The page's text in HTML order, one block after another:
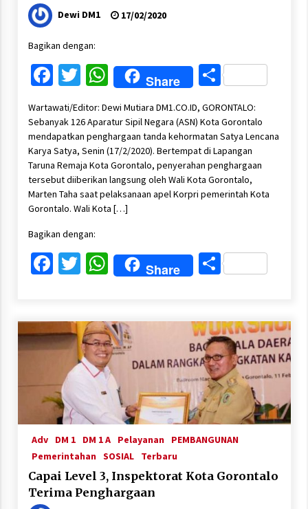
Dewi DM1 17/02/2020
Bagikan dengan:
Facebook
Twitter
WhatsApp
Share Share
Wartawati/Editor: Dewi Mutiara DM1.CO.ID, GORONTALO:
Sebanyak 126 Aparatur Sipil Negara (ASN) Kota Gorontalo
mendapatkan penghargaan tanda kehormatan Satya Lencana
Karya Satya, Senin (17/2/2020). Bertempat di Lapangan
Taruna Remaja Kota Gorontalo, penyerahan penghargaan
tersebut diiberikan langsung oleh Wali Kota Gorontalo,
Marten Taha saat pelaksanaan apel Korpri pemerintah Kota
Gorontalo. Wali Kota […]
Bagikan dengan:
Facebook
Twitter
WhatsApp
Share Share
Adv DM 1 DM 1 A Pelayanan
PEMBANGUNAN
Pemerintahan SOSIAL Terbaru
Capai Level 3, Inspektorat Kota Gorontalo
Terima Penghargaan